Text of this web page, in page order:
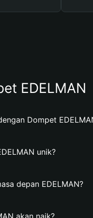
EDELMAN
Dompet
unik?
depan EDELMAN?
akan naik?